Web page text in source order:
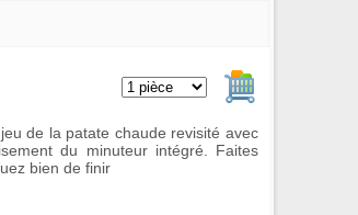
de la patate chaude revisité avec
du minuteur intégré. Faites
bien de finir